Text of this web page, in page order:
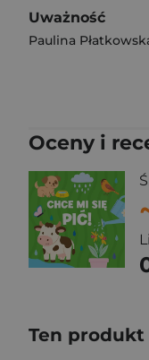
Uważność
Paulina
Oceny i
Ten produkt